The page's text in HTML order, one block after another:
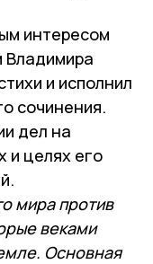
интересом
Вла­ди­мира
и исполнил
сочинения.
дел на
и целях его
мира против
веками
Основная